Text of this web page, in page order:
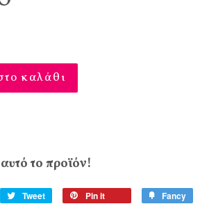
καλάθι
το προϊόν!
Tweet Pin it Fancy